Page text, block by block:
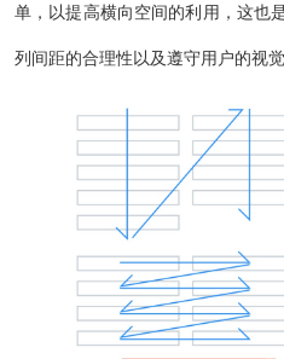
单，以提高横向空间的利用，这也
列间距的合理性以及遵守用户的视